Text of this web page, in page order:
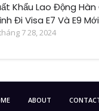
Khẩu Lao Động Hàn
Đi Visa E7 Và E9
7 28, 2024
ABOUT